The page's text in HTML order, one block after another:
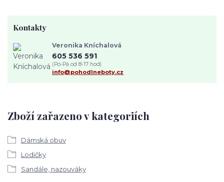
Zboží zařazeno v kategoriích
Dámská obuv
Lodičky
Sandále, nazouváky
Kontakty
Veronika Kníchalová
605 536 591
(Po-Pá od 8-17 hod)
info@pohodlneboty.cz